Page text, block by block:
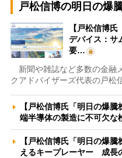
戸松信博の明日の爆
【戸松信博
デバイス：サ
要…
新聞や雑誌など多数の金融
クアドバイザーズ代表の戸松
【戸松信博氏「明日の爆
端半導体の製造に不可欠
【戸松信博氏「明日の爆
えるキープレーヤー 成長